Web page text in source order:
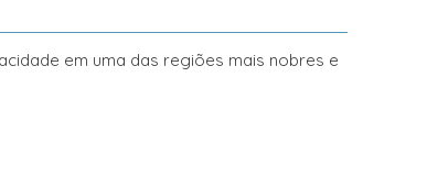
em uma das regiões mais nobres e